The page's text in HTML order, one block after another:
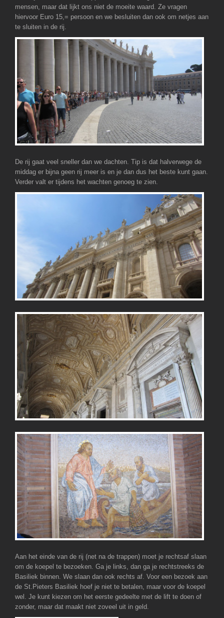
mensen, maar dat lijkt ons niet de moeite waard. Ze vragen
hiervoor Euro 15,= persoon en we besluiten dan ook om netjes aan
te sluiten in de rij.
De rij gaat veel sneller dan we dachten. Tip is dat halverwege de
middag er bijna geen rij meer is en je dan dus het beste kunt gaan.
Verder valt er tijdens het wachten genoeg te zien.
Aan het einde van de rij (net na de trappen) moet je rechtsaf slaan
om de koepel te bezoeken. Ga je links, dan ga je rechtstreeks de
Basiliek binnen. We slaan dan ook rechts af. Voor een bezoek aan
de St.Pieters Basiliek hoef je niet te betalen, maar voor de koepel
wel. Je kunt kiezen om het eerste gedeelte met de lift te doen of
zonder, maar dat maakt niet zoveel uit in geld.